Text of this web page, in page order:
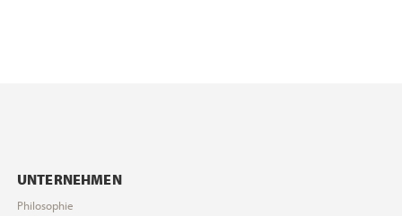
UNTERNEHMEN
Philosophie